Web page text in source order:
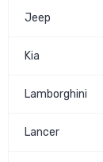
Jeep
Kia
Lamborghini
Lancer